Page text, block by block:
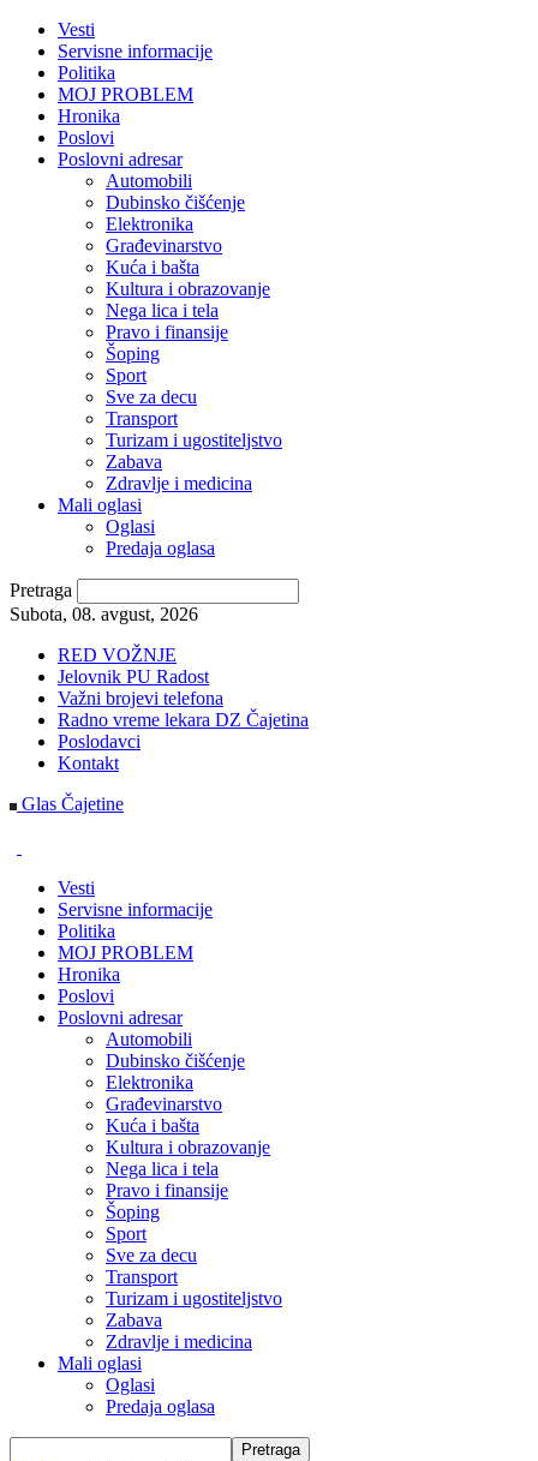
Vesti
Servisne informacije
Politika
MOJ PROBLEM
Hronika
Poslovi
Poslovni adresar
Automobili
Dubinsko čišćenje
Elektronika
Građevinarstvo
Kuća i bašta
Kultura i obrazovanje
Nega lica i tela
Pravo i finansije
Šoping
Sport
Sve za decu
Transport
Turizam i ugostiteljstvo
Zabava
Zdravlje i medicina
Mali oglasi
Oglasi
Predaja oglasa
Pretraga
Subota, 08. avgust, 2026
RED VOŽNJE
Jelovnik PU Radost
Važni brojevi telefona
Radno vreme lekara DZ Čajetina
Poslodavci
Kontakt
Glas Čajetine
Vesti
Servisne informacije
Politika
MOJ PROBLEM
Hronika
Poslovi
Poslovni adresar
Automobili
Dubinsko čišćenje
Elektronika
Građevinarstvo
Kuća i bašta
Kultura i obrazovanje
Nega lica i tela
Pravo i finansije
Šoping
Sport
Sve za decu
Transport
Turizam i ugostiteljstvo
Zabava
Zdravlje i medicina
Mali oglasi
Oglasi
Predaja oglasa